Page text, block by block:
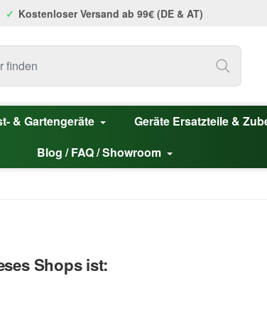
Kostenloser Versand ab 99€ (DE & AT)
& Gartengeräte Geräte Ersatzteile &
Blog / FAQ / Showroom
Shops ist: